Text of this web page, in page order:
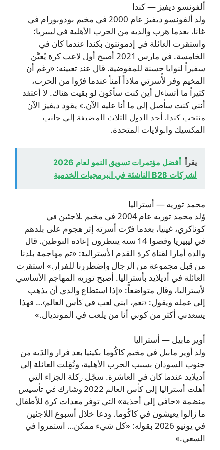
ألفونسو ديفيز — كندا
ولد ألفونسو ديفيز عام 2000 في مخيم بودوبورام في
غانا، بعدما هرب والديه من الحرب الأهلية في ليبيريا؛
واستقرت العائلة في إدمونتون بكندا عندما كان في
الخامسة. في مارس 2021 أصبح أول لاعب كرة يُعيَّن
سفيراً لنوايا حسنة للمفوضية. قال عند تعيينه: «رغم أن
المخيم وفر لأُسرتي ملاذاً آمناً عندما فرّوا من الحرب،
كثيراً ما أتساءل أين كنت سأكون لو بقيت هناك. لا أعتقد
أنني كنت سأصل إلى ما أنا عليه الآن.» يقود ديفيز الآن
منتخب كندا، أحد الدول الثلاث المضيفة إلى جانب
المكسيك والولايات المتحدة.
يقرأ
أفضل مؤتمرات تسويق النمو لعام 2026
لشركات B2B الناشئة في البرمجيات الخدمية
محمد توريه — أستراليا
وُلد محمد توريه عام 2004 في مخيم للاجئين في
كوناكري، غينيا، بعدما فرّت أسرته إثر هجوم على بلدهم
في ليبيريا وقضوا 14 سنة ينتظرون إعادة التوطين. قال
والده أمارا لقناة كرة القدم الأسترالية: «تم مهاجمة بلدنا
من قِبل مجموعة من الرجال واضطررنا للفرار.» استقرت
العائلة في أديلايد بأستراليا. أصبح توريه المهاجم الأساسي
لأستراليا، وقال متواضعاً: «إذا استطاع والدي أن يذهب
إلى عمله ويقول: ‹نعم، ابني لعب في كأس العالم›… فهذا
يسعدني أكثر من كوني أنا من يلعب في المونديال.»
أوير مابيل — أستراليا
ولد أوير مابيل في مخيم كاكُوما بكينيا بعد فرار والدَيه من
جنوب السودان بسبب الحرب الأهلية، ونُقِلت العائلة إلى
أديلايد عندما كان في العاشرة. سجّل ركلة الجزاء التي
أهلت أستراليا إلى كأس العالم 2022 وشارك في تأسيس
منظمة «حافي إلى أحذية» التي توفر معدات كرة للأطفال
ما زالوا يعيشون في كاكُوما. ودعا خلال أسبوع اللاجئين
في يونيو 2026 بقوله: «كل شيء ممكن… استمروا في
السعي.»